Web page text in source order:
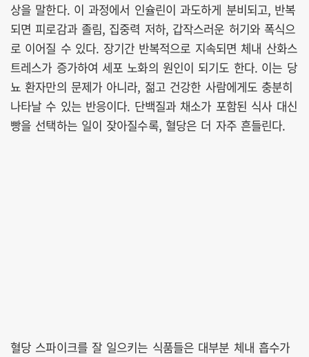
상을 말한다. 이 과정에서 인슐린이 과도하게 분비되고, 반복
되면 피로감과 졸림, 집중력 저하, 갑작스러운 허기와 폭식으
로 이어질 수 있다. 장기간 반복적으로 지속되면 체내 산화스
트레스가 증가하여 세포 노화의 원인이 되기도 한다. 이는 당
뇨 환자만의 문제가 아니라, 젊고 건강한 사람에게도 충분히
나타날 수 있는 반응이다. 단백질과 채소가 포함된 식사 대신
빵을 선택하는 일이 잦아질수록, 혈당은 더 자주 흔들린다.
혈당 스파이크를 잘 일으키는 식품들은 대부분 체내 흡수가